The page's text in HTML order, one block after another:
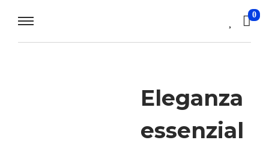
0
Eleganza
essenzial